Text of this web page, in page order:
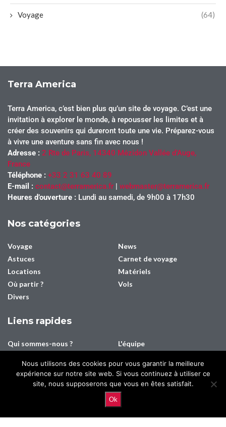
Voyage (64)
Terra America
Terra America, c’est bien plus qu’un site de voyage. C’est une
invitation à explorer le monde, à repousser les limites et à
créer des souvenirs qui dureront toute une vie. Préparez-vous
à vivre une aventure sans fin avec nous !
Adresse : 2 Rte de Paris, 14340 Mézidon Vallée d’Auge,
France
Téléphone : +33 2 31 63 40 89
E-mail : contact@terramerica.fr | webmaster@terramerica.fr
Heures d’ouverture : Lundi au samedi, de 9h00 à 17h30
Nos catégories
Voyage
News
Astuces
Carnet de voyage
Locations
Matériels
Où partir ?
Vols
Divers
Liens rapides
Qui sommes-nous ?
L'équipe
Mentions légales
Plan du site
Connexion
Inscription
Nous utilisons des cookies pour vous garantir la meilleure
expérience sur notre site web. Si vous continuez à utiliser ce
site, nous supposerons que vous en êtes satisfait.
Ok